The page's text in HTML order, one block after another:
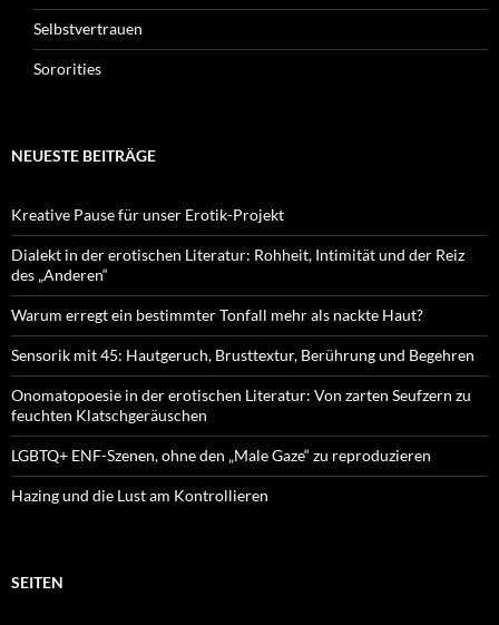
Selbstvertrauen
Sororities
NEUESTE BEITRÄGE
Kreative Pause für unser Erotik-Projekt
Dialekt in der erotischen Literatur: Rohheit, Intimität und der Reiz
des „Anderen“
Warum erregt ein bestimmter Tonfall mehr als nackte Haut?
Sensorik mit 45: Hautgeruch, Brusttextur, Berührung und Begehren
Onomatopoesie in der erotischen Literatur: Von zarten Seufzern zu
feuchten Klatschgeräuschen
LGBTQ+ ENF-Szenen, ohne den „Male Gaze“ zu reproduzieren
Hazing und die Lust am Kontrollieren
SEITEN